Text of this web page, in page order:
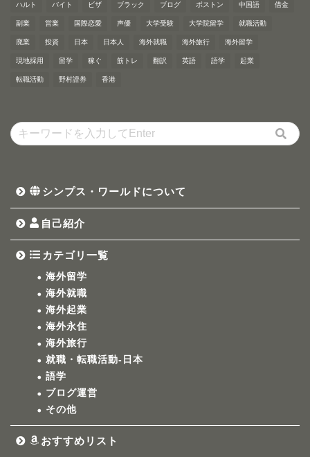
ハルト バイト ビザ ブラック ブログ ボストン 中国語 借金
副業 営業 国際恋愛 声優 大学受験 大学院留学 就職活動
廃業 投資 日本 日本人 海外就職 海外旅行 海外留学
現地採用 留学 稼ぐ 筋トレ 翻訳 英語 語学 起業
転職活動 野村證券 香港
シンプス・ワールドについて
自己紹介
カテゴリ一覧
海外留学
海外就職
海外起業
海外永住
海外旅行
就職・転職活動-日本
語学
ブログ運営
その他
おすすめリスト